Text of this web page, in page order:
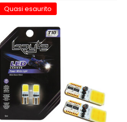
Quasi esaurito